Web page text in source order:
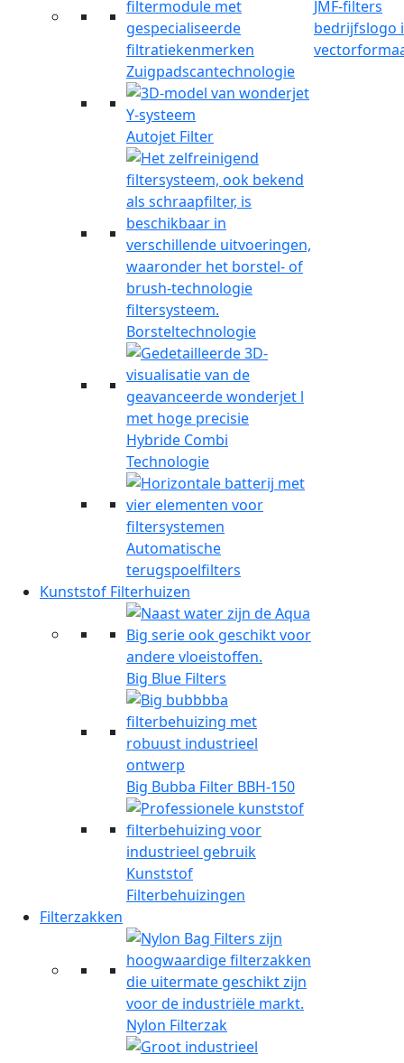
Zuigpadscantechnologie
Autojet Filter
Borsteltechnologie
Hybride Combi
Technologie
Automatische
terugspoelfilters
Kunststof Filterhuizen
Big Blue Filters
Big Bubba Filter BBH-150
Kunststof
Filterbehuizingen
Filterzakken
Nylon Filterzak